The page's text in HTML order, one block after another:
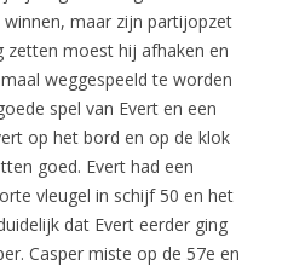
maar zijn partijopzet
zetten moest hij afhaken en
weggespeeld te worden
spel van Evert en een
op het bord en op de klok
goed. Evert had een
vleugel in schijf 50 en het
dat Evert eerder ging
Casper miste op de 57e en